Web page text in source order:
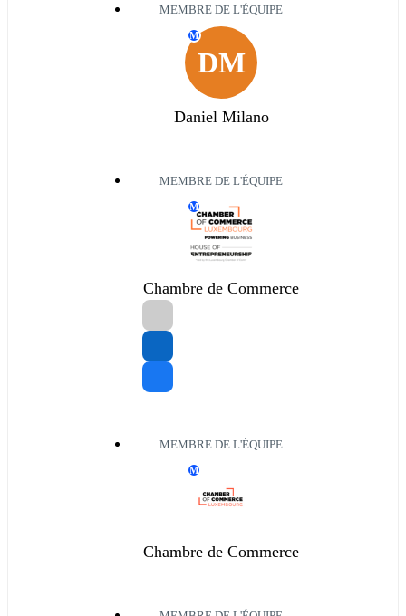
MEMBRE DE L'ÉQUIPE
DM
M
Daniel Milano
MEMBRE DE L'ÉQUIPE
M
Chambre de Commerce
MEMBRE DE L'ÉQUIPE
M
Chambre de Commerce